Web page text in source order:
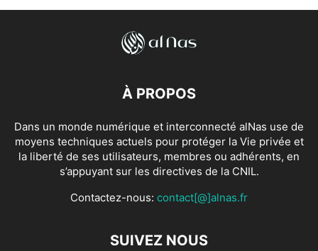
À PROPOS
Dans un monde numérique et interconnecté alNas use de
moyens techniques actuels pour protéger la Vie privée et
la liberté de ses utilisateurs, membres ou adhérents, en
s’appuyant sur les directives de la CNIL.
Contactez-nous: contact[@]alnas.fr
SUIVEZ NOUS